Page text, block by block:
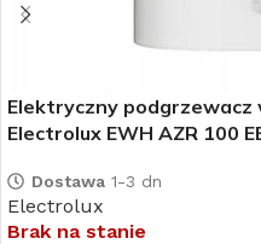
Elektryczny podgrzewacz
Electrolux EWH AZR 100
Dostawa 1-3 dn
Electrolux
Brak na stanie